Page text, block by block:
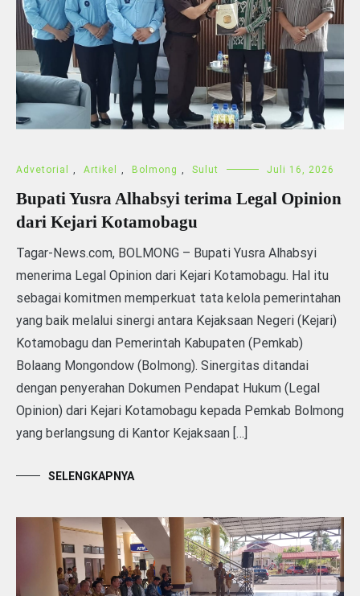
Advetorial Artikel Bolmong Sulut Juli 16, 2026
Bupati Yusra Alhabsyi terima Legal Opinion
dari Kejari Kotamobagu
Tagar-News.com, BOLMONG – Bupati Yusra Alhabsyi
menerima Legal Opinion dari Kejari Kotamobagu. Hal itu
sebagai komitmen memperkuat tata kelola pemerintahan
yang baik melalui sinergi antara Kejaksaan Negeri (Kejari)
Kotamobagu dan Pemerintah Kabupaten (Pemkab)
Bolaang Mongondow (Bolmong). Sinergitas ditandai
dengan penyerahan Dokumen Pendapat Hukum (Legal
Opinion) dari Kejari Kotamobagu kepada Pemkab Bolmong
yang berlangsung di Kantor Kejaksaan […]
SELENGKAPNYA